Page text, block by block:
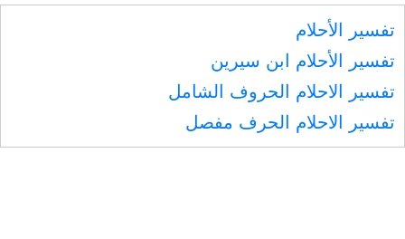
تفسير الأحلام
تفسير الأحلام ابن سيرين
تفسير الاحلام الحروف الشامل
تفسير الاحلام الحرف مفصل